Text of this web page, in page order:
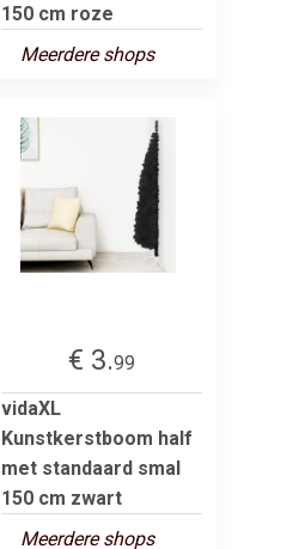
150 cm roze
Meerdere shops
€ 3.99
vidaXL
Kunstkerstboom half
met standaard smal
150 cm zwart
Meerdere shops